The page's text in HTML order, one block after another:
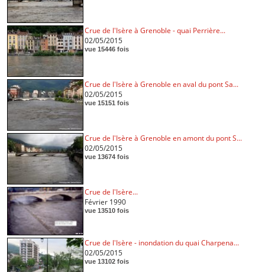
Crue de l'Isère à Grenoble - quai Perrière...
02/05/2015
vue 15446 fois
Crue de l'Isère à Grenoble en aval du pont Sa...
02/05/2015
vue 15151 fois
Crue de l'Isère à Grenoble en amont du pont S...
02/05/2015
vue 13674 fois
Crue de l'Isère...
Février 1990
vue 13510 fois
Crue de l'Isère - inondation du quai Charpena...
02/05/2015
vue 13102 fois